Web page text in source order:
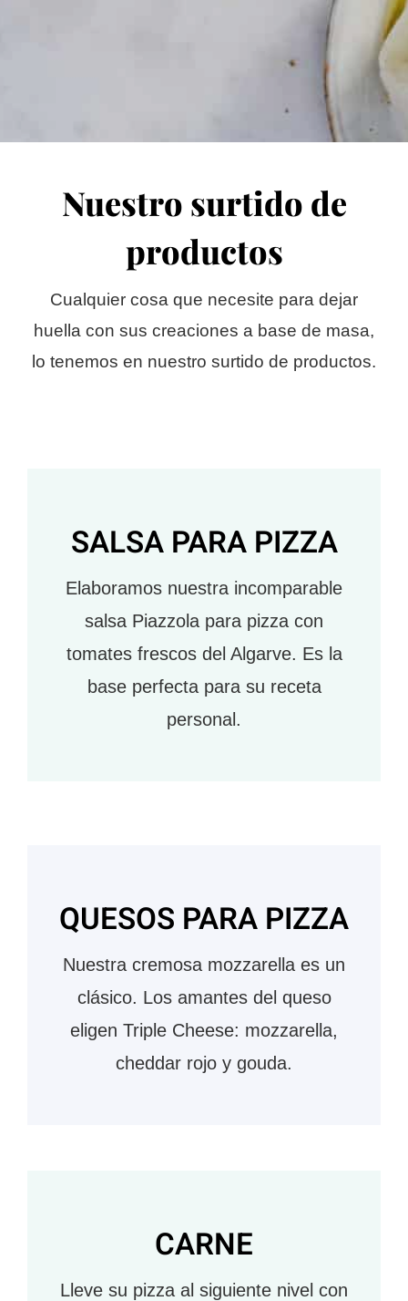
Nuestro surtido de
productos
Cualquier cosa que necesite para dejar
huella con sus creaciones a base de masa,
lo tenemos en nuestro surtido de productos.
SALSA PARA PIZZA
Elaboramos nuestra incomparable
salsa Piazzola para pizza con
tomates frescos del Algarve. Es la
base perfecta para su receta
personal.
QUESOS PARA PIZZA
Nuestra cremosa mozzarella es un
clásico. Los amantes del queso
eligen Triple Cheese: mozzarella,
cheddar rojo y gouda.
CARNE
Lleve su pizza al siguiente nivel con